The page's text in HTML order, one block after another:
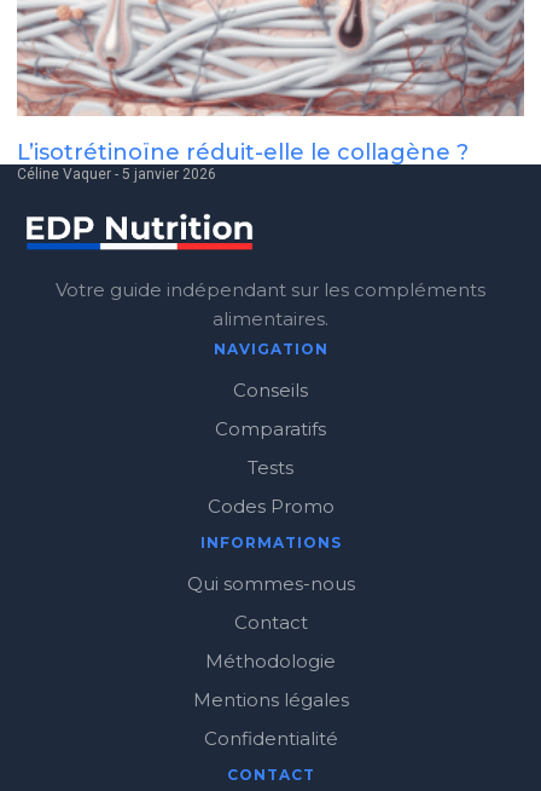
L’isotrétinoïne réduit-elle le collagène ?
Céline Vaquer 5 janvier 2026
Votre guide indépendant sur les compléments
alimentaires.
NAVIGATION
Conseils
Comparatifs
Tests
Codes Promo
INFORMATIONS
Qui sommes-nous
Contact
Méthodologie
Mentions légales
Confidentialité
CONTACT